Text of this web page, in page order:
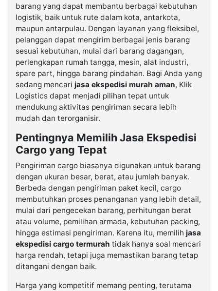
barang yang dapat membantu berbagai kebutuhan
logistik, baik untuk rute dalam kota, antarkota,
maupun antarpulau. Dengan layanan yang fleksibel,
pelanggan dapat mengirim berbagai jenis barang
sesuai kebutuhan, mulai dari barang dagangan,
perlengkapan rumah tangga, mesin, alat industri,
spare part, hingga barang pindahan. Bagi Anda yang
sedang mencari jasa ekspedisi murah aman, Klik
Logistics dapat menjadi pilihan tepat untuk
mendukung aktivitas pengiriman secara lebih
mudah dan terorganisir.
Pentingnya Memilih Jasa Ekspedisi
Cargo yang Tepat
Pengiriman cargo biasanya digunakan untuk barang
dengan ukuran besar, berat, atau jumlah banyak.
Berbeda dengan pengiriman paket kecil, cargo
membutuhkan proses penanganan yang lebih detail,
mulai dari pengecekan barang, perhitungan berat
atau volume, pemilihan armada, kebutuhan packing,
hingga estimasi pengiriman. Karena itu, memilih jasa
ekspedisi cargo termurah tidak hanya soal mencari
harga rendah, tetapi juga memastikan barang tetap
ditangani dengan baik.
Harga yang kompetitif memang penting, terutama